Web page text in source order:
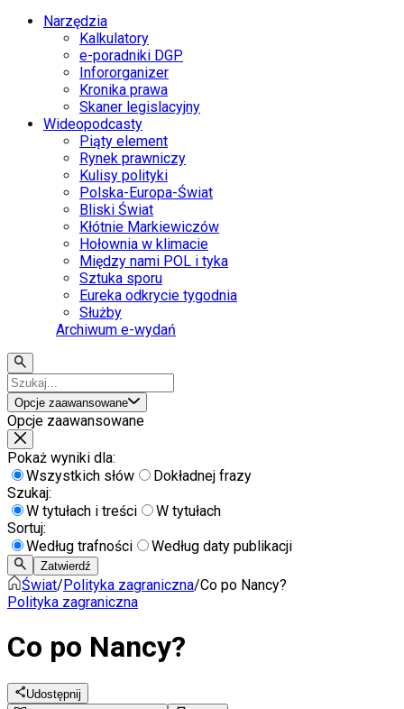
Narzędzia
Kalkulatory
e-poradniki DGP
Infororganizer
Kronika prawa
Skaner legislacyjny
Wideopodcasty
Piąty element
Rynek prawniczy
Kulisy polityki
Polska-Europa-Świat
Bliski Świat
Kłótnie Markiewiczów
Hołownia w klimacie
Między nami POL i tyka
Sztuka sporu
Eureka odkrycie tygodnia
Służby
Archiwum e-wydań
Opcje zaawansowane
Opcje zaawansowane
Pokaż wyniki dla:
Wszystkich słów
Dokładnej frazy
Szukaj:
W tytułach i treści
W tytułach
Sortuj:
Według trafności
Według daty publikacji
Zatwierdź
Świat/Polityka zagraniczna/Co po Nancy?
Polityka zagraniczna
Co po Nancy?
Udostępnij